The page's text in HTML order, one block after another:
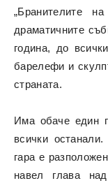
„Бранителите
драматичните
година, до
барелефи и
страната.
Има обаче един
всички
гара е
навел глава